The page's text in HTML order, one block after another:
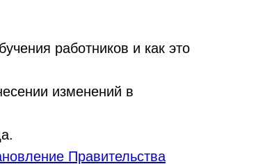
работников и как это
изменений в
Правительства